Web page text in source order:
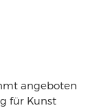
angeboten
für Kunst